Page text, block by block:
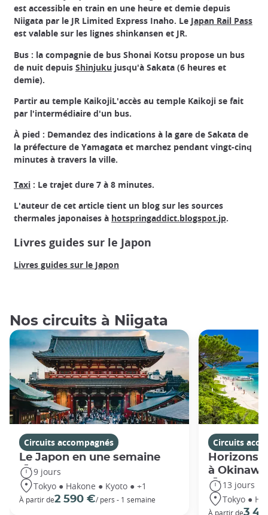
est accessible en train en une heure et demie depuis
Niigata par le JR Limited Express Inaho. Le Japan Rail Pass
est valable sur les lignes shinkansen et JR.
Bus : la compagnie de bus Shonai Kotsu propose un bus
de nuit depuis Shinjuku jusqu'à Sakata (6 heures et
demie).
Partir au temple KaikojiL'accès au temple Kaikoji se fait
par l'intermédiaire d'un bus.
À pied : Demandez des indications à la gare de Sakata de
la préfecture de Yamagata et marchez pendant vingt-cinq
minutes à travers la ville.
Taxi : Le trajet dure 7 à 8 minutes.
L'auteur de cet article tient un blog sur les sources
thermales japonaises à hotspringaddict.blogspot.jp.
Livres guides sur le Japon
Livres guides sur le Japon
Nos circuits à Niigata
Circuits accompagnés
Le Japon en une semaine
9 jours
Tokyo ● Hakone ● Kyoto ● +1
À partir de2 590 €/ pers - 1 semaine
Circuits
Horizons
à Okinawa
13 jours
Tokyo ●
À partir de3